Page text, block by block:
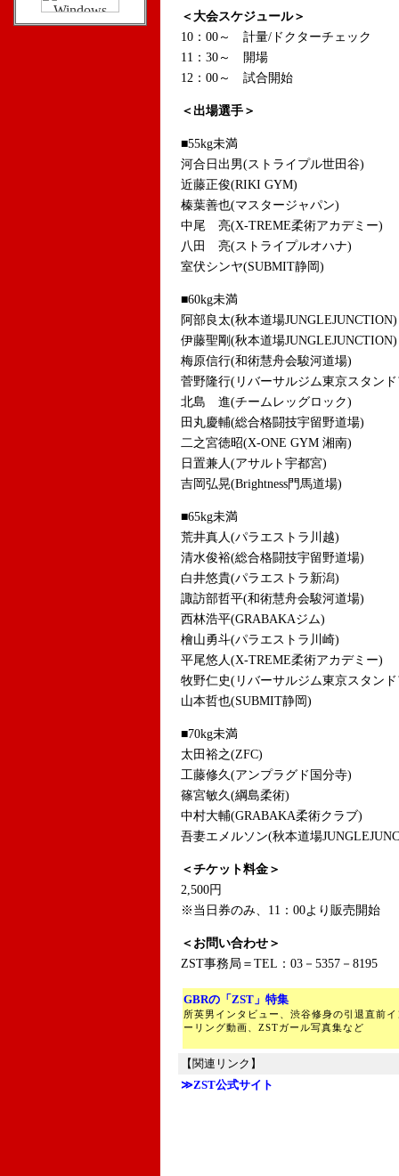
＜大会スケジュール＞
10：00～ 計量/ドクターチェック
11：30～ 開場
12：00～ 試合開始
＜出場選手＞
■55kg未満
河合日出男(ストライプル世田谷)
近藤正俊(RIKI GYM)
榛葉善也(マスタージャパン)
中尾 亮(X-TREME柔術アカデミー)
八田 亮(ストライプルオハナ)
室伏シンヤ(SUBMIT静岡)
■60kg未満
阿部良太(秋本道場JUNGLEJUNCTION)
伊藤聖剛(秋本道場JUNGLEJUNCTION)
梅原信行(和術慧舟会駿河道場)
菅野隆行(リバーサルジム東京スタン
北島 進(チームレッグロック)
田丸慶輔(総合格闘技宇留野道場)
二之宮徳昭(X-ONE GYM 湘南)
日置兼人(アサルト宇都宮)
吉岡弘晃(Brightness門馬道場)
■65kg未満
荒井真人(パラエストラ川越)
清水俊裕(総合格闘技宇留野道場)
白井悠貴(パラエストラ新潟)
諏訪部哲平(和術慧舟会駿河道場)
西林浩平(GRABAKAジム)
檜山勇斗(パラエストラ川崎)
平尾悠人(X-TREME柔術アカデミー)
牧野仁史(リバーサルジム東京スタン
山本哲也(SUBMIT静岡)
■70kg未満
太田裕之(ZFC)
工藤修久(アンプラグド国分寺)
篠宮敏久(綱島柔術)
中村大輔(GRABAKA柔術クラブ)
吾妻エメルソン(秋本道場
＜チケット料金＞
2,500円
※当日券のみ、11：00より販売開始
＜お問い合わせ＞
ZST事務局＝TEL：03－5357－8195
GBRの「ZST」特集
所英男インタビュー、渋谷修身の引退直前
ーリング動画、ZSTガール写真集など
【関連リンク】
≫ZST公式サイト